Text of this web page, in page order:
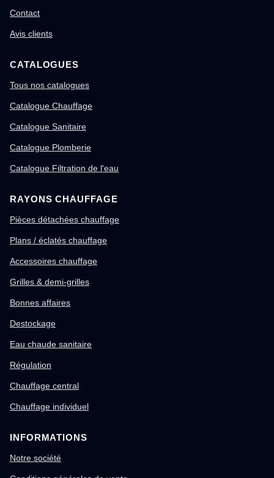
Contact
Avis clients
CATALOGUES
Tous nos catalogues
Catalogue Chauffage
Catalogue Sanitaire
Catalogue Plomberie
Catalogue Filtration de l'eau
RAYONS CHAUFFAGE
Pièces détachées chauffage
Plans / éclatés chauffage
Accessoires chauffage
Grilles & demi-grilles
Bonnes affaires
Destockage
Eau chaude sanitaire
Régulation
Chauffage central
Chauffage individuel
INFORMATIONS
Notre société